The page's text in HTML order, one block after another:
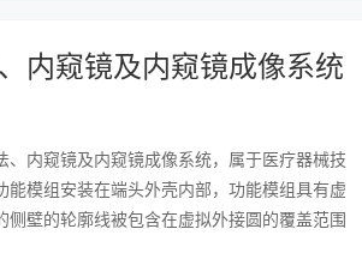
内窥镜及内窥镜成像系统
内窥镜及内窥镜成像系统，属于医疗器械技
模组安装在端头外壳内部，功能模组具有虚
壁的轮廓线被包含在虚拟外接圆的覆盖范围